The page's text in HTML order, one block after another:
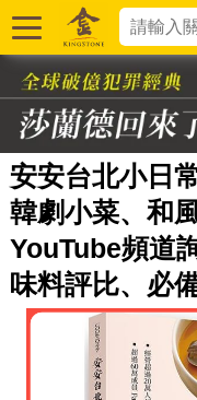
安安台北小日
韓劇小菜、和
YouTube頻道
味料評比、必